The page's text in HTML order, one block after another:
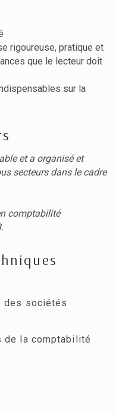
rigoureuse, pratique et
que le lecteur doit
sur la
et a organisé et
secteurs dans le cadre
comptabilité
des sociétés
de la comptabilité